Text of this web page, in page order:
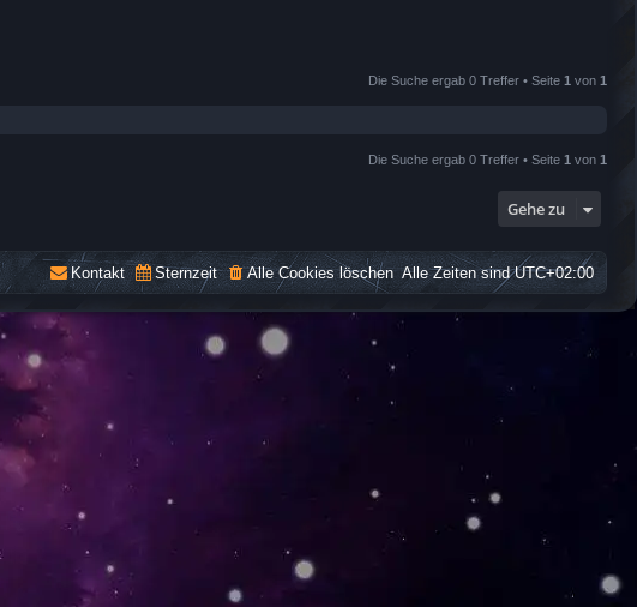
Die Suche ergab 0 Treffer • Seite 1 von 1
Die Suche ergab 0 Treffer • Seite 1 von 1
Gehe zu
Alle Zeiten sindUTC+02:00
Alle Cookies löschen
Sternzeit
Kontakt